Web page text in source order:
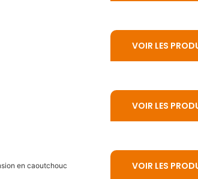
VOIR LES
VOIR LES
en caoutchouc VOIR LES